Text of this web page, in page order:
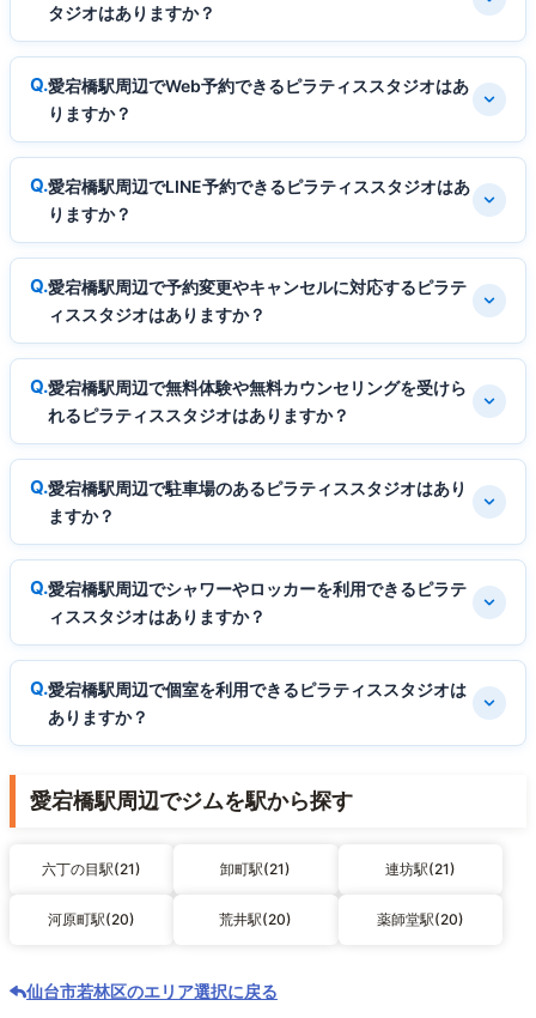
タジオはありますか？
愛宕橋駅周辺でWeb予約できるピラティススタジオはあ
りますか？
愛宕橋駅周辺でLINE予約できるピラティススタジオはあ
りますか？
愛宕橋駅周辺で予約変更やキャンセルに対応するピラテ
ィススタジオはありますか？
愛宕橋駅周辺で無料体験や無料カウンセリングを受けら
れるピラティススタジオはありますか？
愛宕橋駅周辺で駐車場のあるピラティススタジオはあり
ますか？
愛宕橋駅周辺でシャワーやロッカーを利用できるピラテ
ィススタジオはありますか？
愛宕橋駅周辺で個室を利用できるピラティススタジオは
ありますか？
愛宕橋駅周辺でジムを駅から探す
六丁の目駅(21) 卸町駅(21) 連坊駅(21)
河原町駅(20) 荒井駅(20) 薬師堂駅(20)
仙台市若林区のエリア選択に戻る